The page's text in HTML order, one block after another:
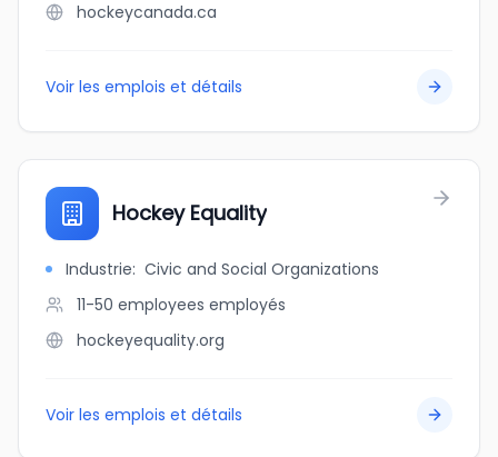
hockeycanada.ca
Voir les emplois et détails
Hockey Equality
Industrie: Civic and Social Organizations
11-50 employees employés
hockeyequality.org
Voir les emplois et détails